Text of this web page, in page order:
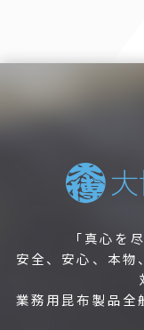
「真心を
安全、安心、本物
業務用昆布製品全